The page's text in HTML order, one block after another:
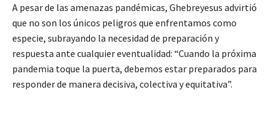
A pesar de las amenazas pandémicas, Ghebreyesus advirtió
que no son los únicos peligros que enfrentamos como
especie, subrayando la necesidad de preparación y
respuesta ante cualquier eventualidad: “Cuando la próxima
pandemia toque la puerta, debemos estar preparados para
responder de manera decisiva, colectiva y equitativa”.